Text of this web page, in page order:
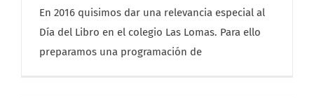
En 2016 quisimos dar una relevancia especial al
Día del Libro en el colegio Las Lomas. Para ello
preparamos una programación de